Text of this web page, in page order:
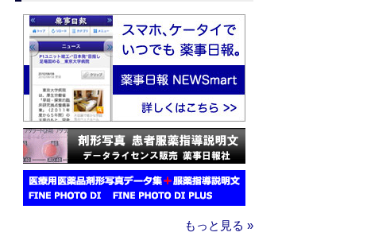
もっと見る »